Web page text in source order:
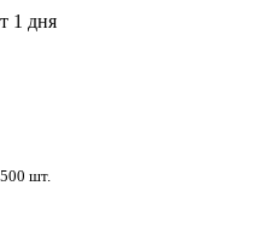
1 дня
шт.